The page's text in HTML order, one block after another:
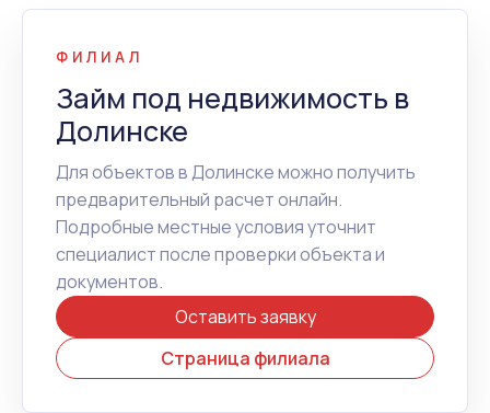
ФИЛИАЛ
Займ под недвижимость в
Долинске
Для объектов в Долинске можно получить
предварительный расчет онлайн.
Подробные местные условия уточнит
специалист после проверки объекта и
документов.
Оставить заявку
Страница филиала